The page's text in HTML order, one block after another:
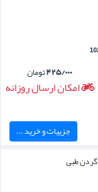
۴۲۵/۰۰۰تومان
امکان ارسال روزانه
جزییات و خرید ...
طبی